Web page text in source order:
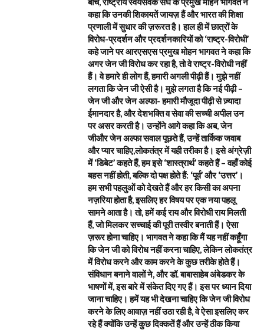
कहा कि उनकी शिकायतें जायज़ हैं और भारत की शिक्षा
प्रणाली में सुधार की ज़रूरत है। हाल ही में छात्रों के
विरोध-प्रदर्शन और प्रदर्शनकारियों को ‘राष्ट्र-विरोधी’
कहे जाने पर आरएसएस प्रमुख मोहन भागवत ने कहा कि
अगर जेन जी विरोध कर रहा है, तो वे राष्ट्र-विरोधी नहीं
हैं। वे हमारे ही लोग हैं, हमारी अगली पीढ़ी हैं। मुझे नहीं
लगता कि जेन जी ऐसी है। मुझे लगता है कि नई पीढ़ी –
जेन जी और जेन अल्फा- हमारी मौजूदा पीढ़ी से ज़्यादा
ईमानदार है, और देशभक्ति व सेवा की सच्ची अपील उन
पर असर करती है। उन्होंने आगे कहा कि अब, जेन
जीऔर जेन अल्फा सवाल पूछते हैं, उन्हें तार्किक जवाब
और प्यार चाहिए,लोकतंत्र में यही तरीका है। इसे अंग्रेज़ी
में ‘डिबेट’ कहते हैं, हम इसे ‘शास्त्रार्थ’ कहते हैं – वहाँ कोई
बहस नहीं होती, बल्कि दो पक्ष होते हैं: ‘पूर्व’ और ‘उत्तर’।
हम सभी पहलुओं को देखते हैं और हर किसी का अपना
नज़रिया होता है, इसलिए हर विषय पर एक नया पहलू
सामने आता है। तो, हमें कई राय और विरोधी राय मिलती
हैं, जो मिलकर सच्चाई की पूरी तस्वीर बनाती हैं। ऐसा
ज़रूर होना चाहिए। भागवत ने कहा कि मैं यह नहीं कहूँगा
कि जेन जी को विरोध नहीं करना चाहिए, लेकिन लोकतंत्र
में विरोध करने और काम करने के कुछ तरीके होते हैं।
संविधान बनाने वालों ने, और डॉ. बाबासाहेब अंबेडकर के
भाषणों में, इस बारे में संकेत दिए गए हैं। इस पर ध्यान दिया
जाना चाहिए। हमें यह भी देखना चाहिए कि जेन जी विरोध
करने के लिए आवाज़ नहीं उठा रही है, वे ऐसा इसलिए कर
रहे हैं क्योंकि उन्हें कुछ दिक्कतें हैं और उन्हें ठीक किया